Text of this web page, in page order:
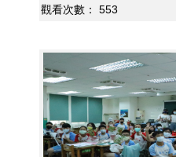
觀看次數：
553